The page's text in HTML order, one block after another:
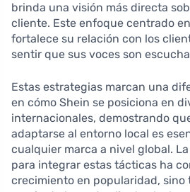
brinda una visión más directa
cliente. Este enfoque centrado
fortalece su relación con los
sentir que sus voces son
Estas estrategias marcan una
en cómo Shein se posiciona en
internacionales, demostrando
adaptarse al entorno local es
cualquier marca a nivel global.
para integrar estas tácticas ha
crecimiento en popularidad, sino